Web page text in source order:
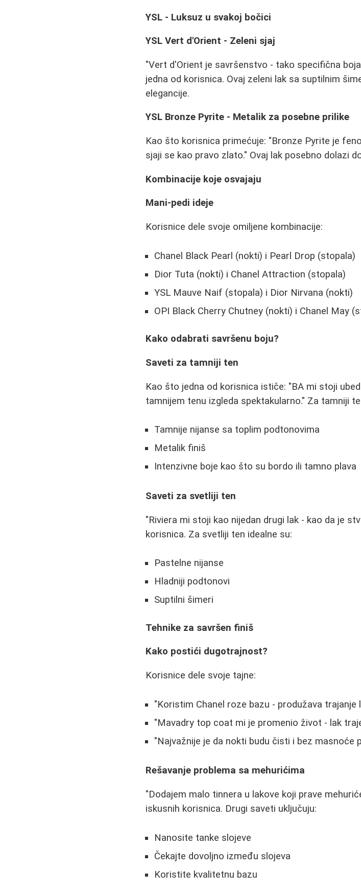
YSL - Luksuz u svakoj bočici
YSL Vert d'Orient - Zeleni sjaj
"Vert d'Orient je savršenstvo - tako specifična
jedna od korisnica. Ovaj zeleni lak sa suptilnim
elegancije.
YSL Bronze Pyrite - Metalik za posebne prilike
Kao što korisnica primećuje: "Bronze Pyrite je
sjaji se kao pravo zlato." Ovaj lak posebno dolazi
Kombinacije koje osvajaju
Mani-pedi ideje
Korisnice dele svoje omiljene kombinacije:
Chanel Black Pearl (nokti) i Pearl Drop (stopala)
Dior Tuta (nokti) i Chanel Attraction (stopala)
YSL Mauve Naif (stopala) i Dior Nirvana (nokti)
OPI Black Cherry Chutney (nokti) i Chanel May
Kako odabrati savršenu boju?
Saveti za tamniji ten
Kao što jedna od korisnica ističe: "BA mi stoji
tamnijem tenu izgleda spektakularno." Za tamniji
Tamnije nijanse sa toplim podtonovima
Metalik finiš
Intenzivne boje kao što su bordo ili tamno plava
Saveti za svetliji ten
"Riviera mi stoji kao nijedan drugi lak - kao da je
korisnica. Za svetliji ten idealne su:
Pastelne nijanse
Hladniji podtonovi
Suptilni šimeri
Tehnike za savršen finiš
Kako postići dugotrajnost?
Korisnice dele svoje tajne:
"Koristim Chanel roze bazu - produžava trajanje
"Mavadry top coat mi je promenio život - lak
"Najvažnije je da nokti budu čisti i bez masnoće
Rešavanje problema sa mehurićima
"Dodajem malo tinnera u lakove koji prave
iskusnih korisnica. Drugi saveti uključuju:
Nanosite tanke slojeve
Čekajte dovoljno između slojeva
Koristite kvalitetnu bazu